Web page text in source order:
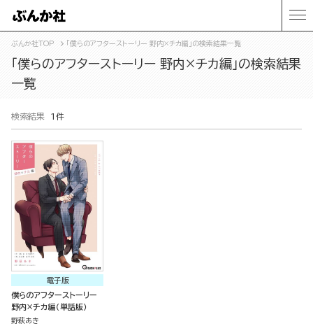
ぶんか社TOP 「僕らのアフターストーリー 野内×チカ編」の検索結果一覧
「僕らのアフターストーリー 野内×チカ編」の検索結果
一覧
検索結果 1件
電子版
僕らのアフターストーリー
野内×チカ編（単話版）
野萩あき